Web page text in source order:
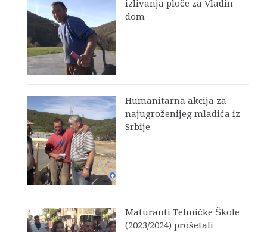
izlivanja ploče za Vladin
dom
Humanitarna akcija za
najugroženijeg mladića iz
Srbije
Maturanti Tehničke Škole
(2023/2024) prošetali